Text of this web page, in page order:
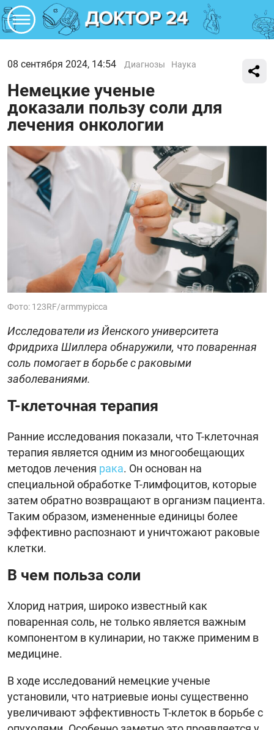
08 сентября 2024, 14:54 Диагнозы Наука
Немецкие ученые
доказали пользу соли для
лечения онкологии
Фото: 123RF/armmypicca
Исследователи из Йенского университета
Фридриха Шиллера обнаружили, что поваренная
соль помогает в борьбе с раковыми
заболеваниями.
Т-клеточная терапия
Ранние исследования показали, что Т-клеточная
терапия является одним из многообещающих
методов лечения рака. Он основан на
специальной обработке Т-лимфоцитов, которые
затем обратно возвращают в организм пациента.
Таким образом, измененные единицы более
эффективно распознают и уничтожают раковые
клетки.
В чем польза соли
Хлорид натрия, широко известный как
поваренная соль, не только является важным
компонентом в кулинарии, но также применим в
медицине.
В ходе исследований немецкие ученые
установили, что натриевые ионы существенно
увеличивают эффективность Т-клеток в борьбе с